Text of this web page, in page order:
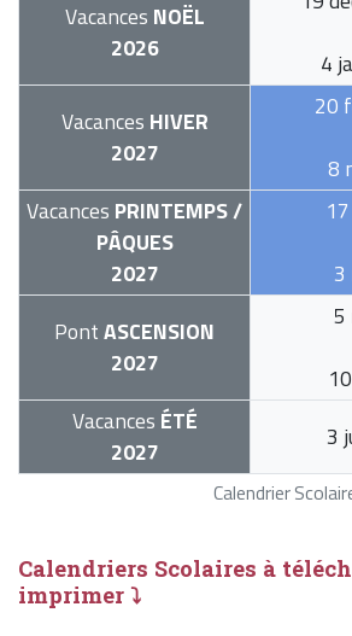
Calendrier
Vacances NOËL
2026
4
Vacances HIVER
2027
20
8
Vacances PRINTEMPS /
PÂQUES
2027
3
PontASCENSION
2027
5
Vacances ÉTÉ
2027
3
Calendriers Scolaires à
imprimer ⤵